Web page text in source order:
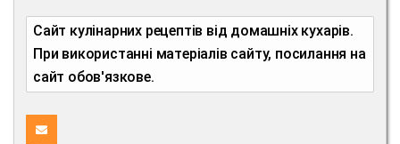
Сайт кулінарних рецептів від домашніх кухарів.
При використанні матеріалів сайту, посилання на
сайт обов'язкове.